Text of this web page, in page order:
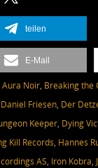
teilen
E-Mail
Aura Noir, Breaking the
Daniel Friesen, Der
Keeper, Dying
Kill Records, Hannes
AS, Iron Kobra,